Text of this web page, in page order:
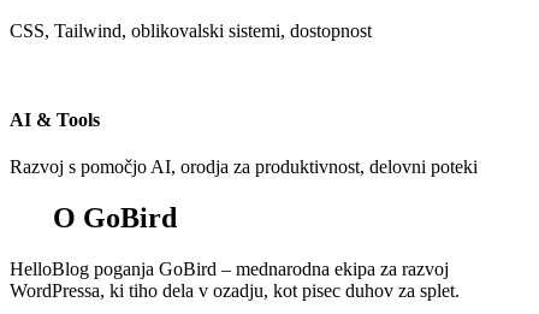
CSS, Tailwind, oblikovalski sistemi, dostopnost
AI & Tools
Razvoj s pomočjo AI, orodja za produktivnost, delovni poteki
O GoBird
HelloBlog poganja GoBird – mednarodna ekipa za razvoj
WordPressa, ki tiho dela v ozadju, kot pisec duhov za splet.